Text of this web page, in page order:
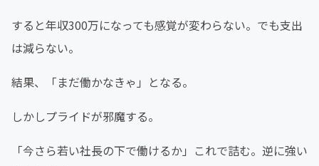
すると年収300万になっても感覚が変わらない。でも支出
は減らない。
結果、「まだ働かなきゃ」となる。
しかしプライドが邪魔する。
「今さら若い社長の下で働けるか」これで詰む。逆に強い